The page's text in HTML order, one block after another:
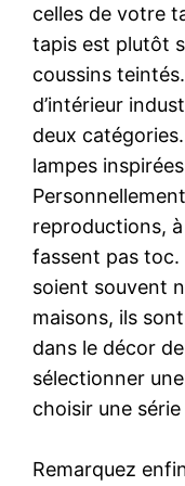
celles de votre
tapis est plutôt
coussins
d’intérieur
deux
lampes
reproductions,
fassent pas toc.
soient souvent
maisons, ils
dans le décor
sélectionner
choisir une série
Remarquez